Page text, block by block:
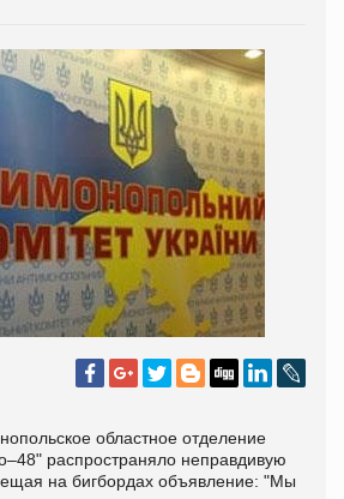
областное отделение
распространяло неправдивую
на бигбордах объявление: "Мы